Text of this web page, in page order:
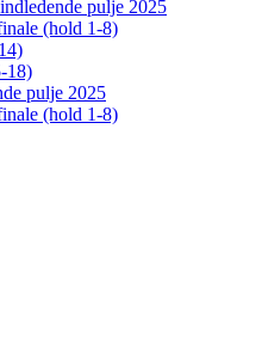
pulje 2025
(hold 1-8)
18)
pulje 2025
(hold 1-8)